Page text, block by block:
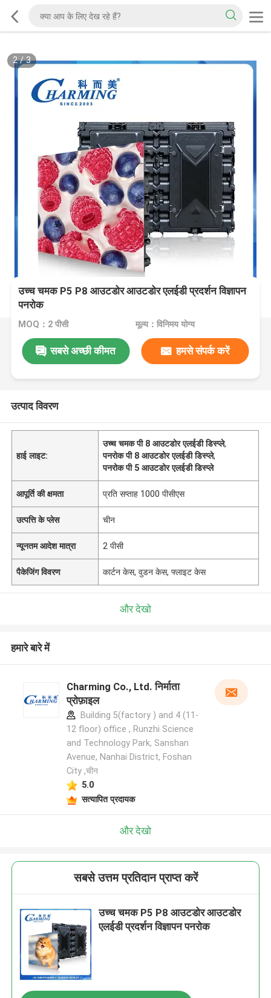
2/3
उच्च चमक P5 P8 आउटडोर आउटडोर एलईडी प्रदर्शन विज्ञापन
पनरोक
MOQ：2 पीसी मूल्य：विनिमय योग्य
सबसे अच्छी कीमत हमसे संपर्क करें
उत्पाद विवरण
हाई लाइट:
उच्च चमक पी 8 आउटडोर एलईडी डिस्प्ले,
पनरोक पी 8 आउटडोर एलईडी डिस्प्ले,
पनरोक पी 5 आउटडोर एलईडी डिस्प्ले
आपूर्ति की क्षमता प्रति सप्ताह 1000 पीसीएस
उत्पत्ति के प्लेस चीन
न्यूनतम आदेश मात्रा 2 पीसी
पैकेजिंग विवरण कार्टन केस, वुडन केस, फ्लाइट केस
और देखो
हमारे बारे में
Charming Co., Ltd. निर्माता
प्रोफ़ाइल
Building 5(factory ) and 4 (11-
12 floor) office , Runzhi Science
and Technology Park, Sanshan
Avenue, Nanhai District, Foshan
City ,चीन
5.0
सत्यापित प्रदायक
और देखो
सबसे उत्तम प्रतिदान प्राप्त करें
उच्च चमक P5 P8 आउटडोर आउटडोर
एलईडी प्रदर्शन विज्ञापन पनरोक